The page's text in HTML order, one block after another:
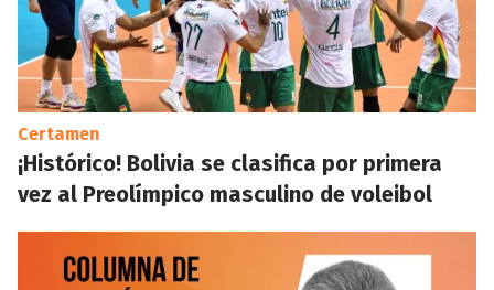
Certamen
¡Histórico! Bolivia se clasifica por primera
vez al Preolímpico masculino de voleibol